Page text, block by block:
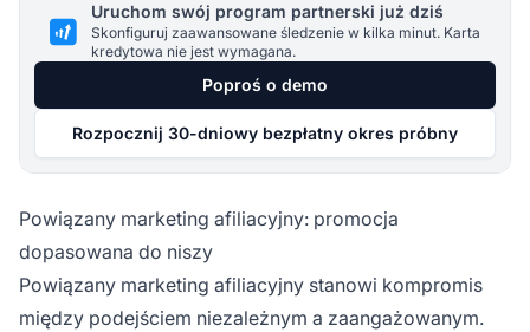
Uruchom swój program partnerski już dziś
Skonfiguruj zaawansowane śledzenie w kilka minut. Karta
kredytowa nie jest wymagana.
Poproś o demo
Rozpocznij 30-dniowy bezpłatny okres próbny
Powiązany marketing afiliacyjny: promocja
dopasowana do niszy
Powiązany marketing afiliacyjny stanowi kompromis
między podejściem niezależnym a zaangażowanym.